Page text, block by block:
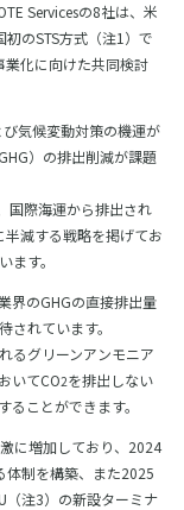
Servicesの8社は、米
のSTS方式（注1）で
業化に向けた共同検討
気候変動対策の機運が
）の排出削減が課題
国際海運から排出され
減する戦略を掲げてお
ます。
界のGHGの直接排出量
れています。
るグリーンアンモニア
いてCO2を排出しない
ことができます。
に増加しており、2024
体制を構築、また2025
（注3）の新設ターミナ